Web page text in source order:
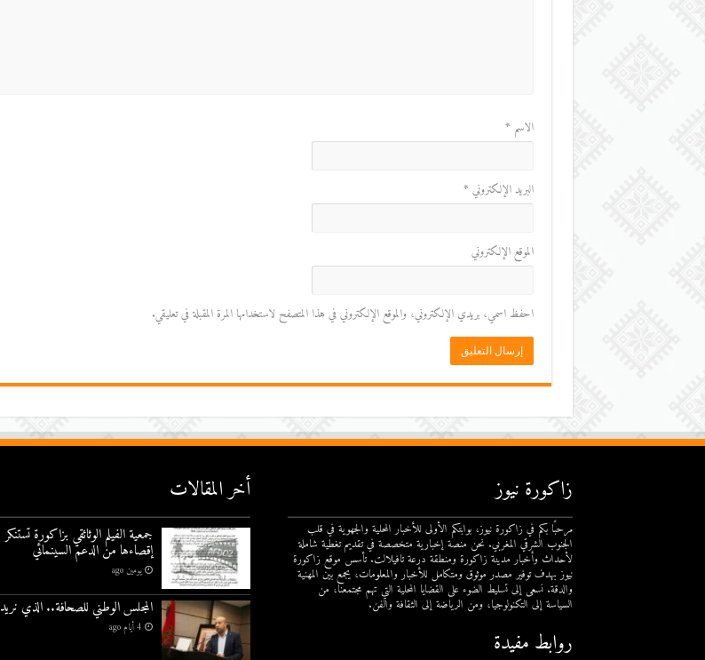
الاسم *
البريد الإلكتروني *
الموقع الإلكتروني
احفظ اسمي، بريدي الإلكتروني، والموقع الإلكتروني في هذا المتصفح لاستخدامها المرة المقبلة في تعليقي.
زاكورة نيوز
مرحبًا بكم في زاكورة نيوز، بوابتكم الأولى للأخبار المحلية والجهوية في قلب
الجنوب الشرقي المغربي. نحن منصة إخبارية متخصصة في تقديم تغطية شاملة
لأحداث وأخبار مدينة زاكورة ومنطقة درعة تافيلالت. تأسس موقع زاكورة
نيوز بهدف توفير مصدر موثوق ومتكامل للأخبار والمعلومات، يجمع بين المهنية
والدقة. نسعى إلى تسليط الضوء على القضايا المحلية التي تهم مجتمعنا، من
السياسة إلى التكنولوجيا، ومن الرياضة إلى الثقافة والفن.
روابط مفيدة
أخر المقالات
جمعية الفيلم الوثائقي بزاكورة تستنكر
إقصاءها من الدعم السينمائي
يومين ago
المجلس الوطني للصحافة.. الذي نريد
4 أيام ago